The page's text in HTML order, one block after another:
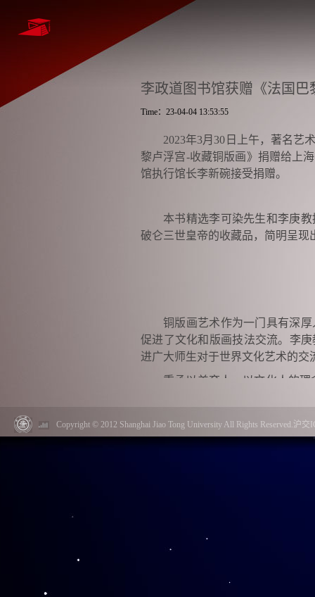
李政道图书馆获赠《法国
Time：23-04-04 13:53:55
2023年3月30日上午，著名艺
黎卢浮宫-收藏铜版画》捐赠给上
馆执行馆长李新碗接受捐赠。
本书精选李可染先生和李庚
破仑三世皇帝的收藏品，简明呈
铜版画艺术作为一门具有深
促进了文化和版画技法交流。李
进广大师生对于世界文化艺术的交
秉承以美育人、以文化人的
Copyright © 2012 Shanghai Jiao Tong University All Rights Reserved.沪交